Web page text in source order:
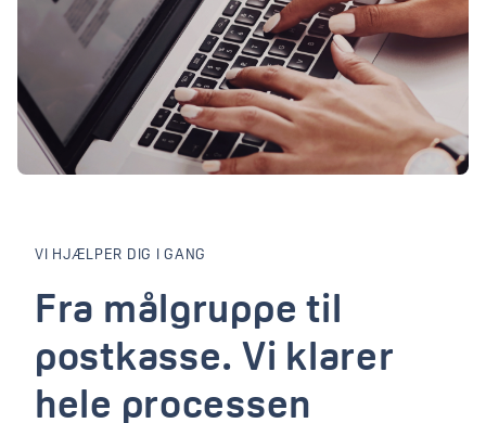
VI HJÆLPER DIG I GANG
Fra målgruppe til
postkasse. Vi klarer
hele processen